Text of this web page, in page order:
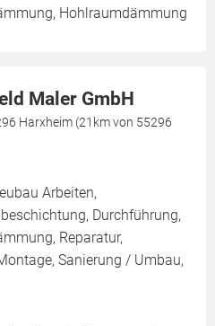
Hohlraumdämmung
Maler GmbH
Harxheim (21km von 55296
Arbeiten,
Durchführung,
Reparatur,
Sanierung / Umbau,